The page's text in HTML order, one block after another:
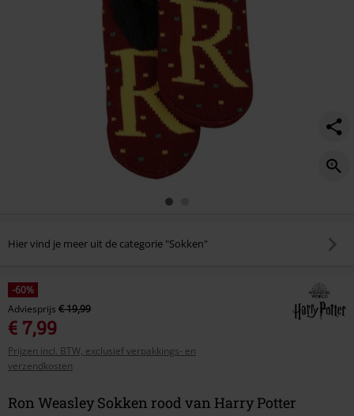
Hier vind je meer uit de categorie "Sokken"
-60%
Adviesprijs € 19,99
€ 7,99
Prijzen incl. BTW, exclusief verpakkings- en
verzendkosten
Ron Weasley Sokken rood van Harry Potter